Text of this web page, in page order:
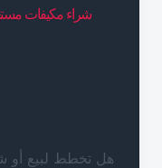
شراء مكيفات
هل تخطط لبيع